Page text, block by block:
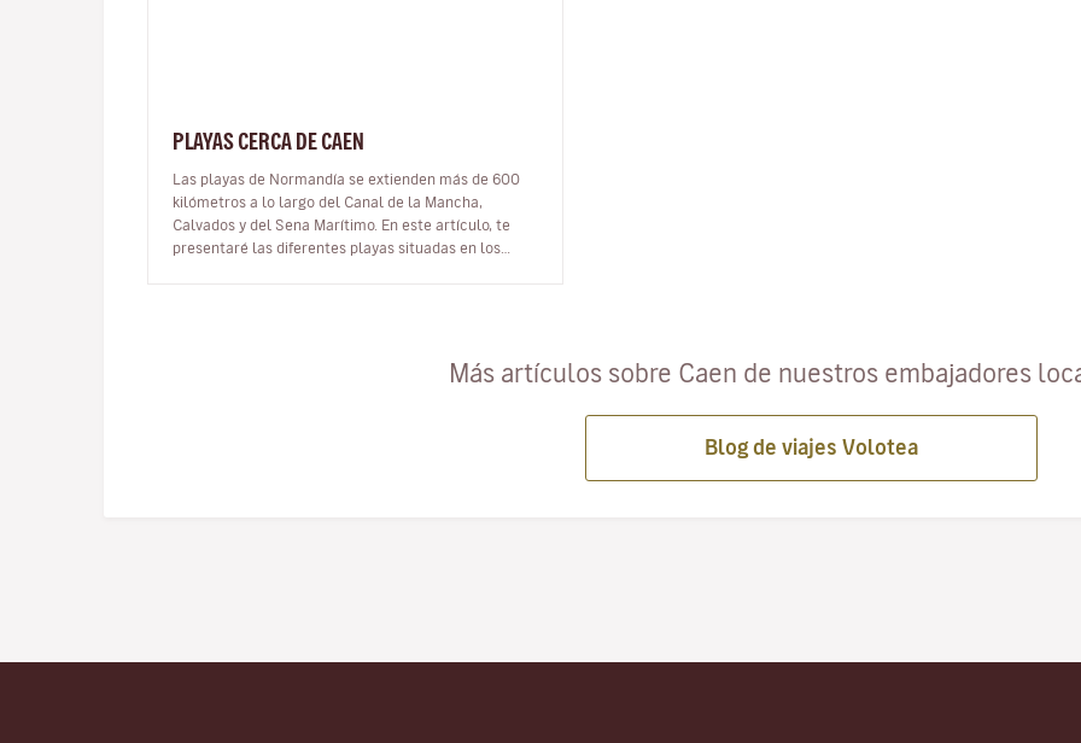
PLAYAS CERCA DE CAEN
Las playas de Normandía se extienden más de 600
kilómetros a lo largo del Canal de la Mancha,
Calvados y del Sena Marítimo. En este artículo, te
presentaré las diferentes playas situadas en los
Más artículos sobre Caen de nuestros embajadores
Blog de viajes Volotea